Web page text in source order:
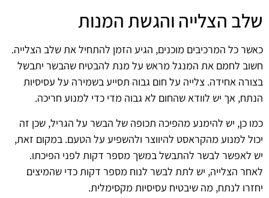
שלב הצלייה והגשת המנות
כאשר כל המרכיבים מוכנים, הגיע הזמן להתחיל את שלב הצלייה.
חשוב לחמם את המנגל מראש על מנת להבטיח שהבשר יתבשל
בצורה אחידה. צלייה על חום גבוה תסייע בשמירה על עסיסיות
הנתח, אך יש לוודא שהחום לא גבוה מדי כדי למנוע חריכה.
כמו כן, יש להימנע מהפיכה תכופה של הבשר על הגריל, שכן זה
יכול למנוע מהקראסט להיווצר ולהשפיע על הטעם. במקום זאת,
יש לאפשר לבשר להתבשל במשך מספר דקות לפני הפיכתו.
לאחר הצלייה, יש לתת לבשר לנוח מספר דקות כדי שהמיצים
יחזרו לנתח, מה שיבטיח עסיסיות מקסימלית.